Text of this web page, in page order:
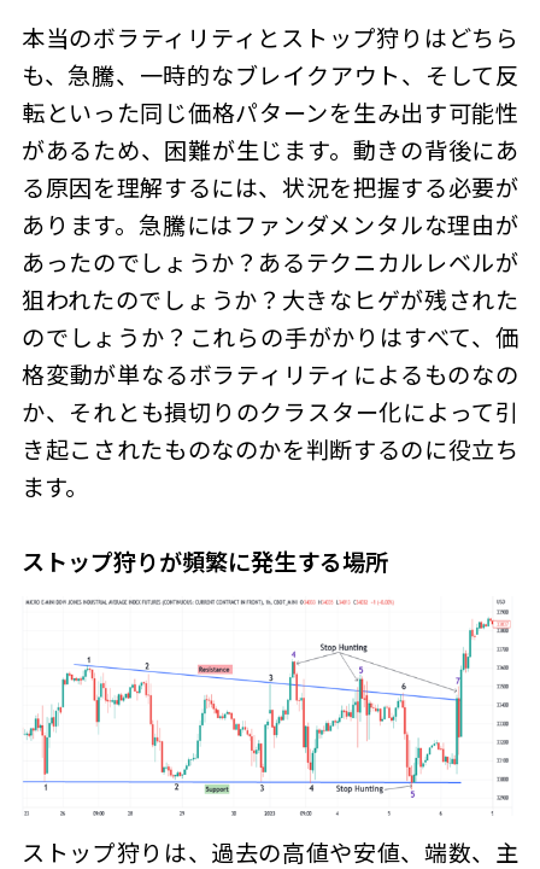
本当のボラティリティと ストップ狩り はどちら
も、急騰、一時的なブレイクアウト、そして反
転といった同じ価格パターンを生み出す可能性
があるため、困難が生じます。動きの背後にあ
る原因を理解するには、状況を把握する必要が
あります。急騰にはファンダメンタルな理由が
あったのでしょうか？あるテクニカルレベルが
狙われたのでしょうか？大きなヒゲが残された
のでしょうか？これらの手がかりはすべて、価
格変動が単なるボラティリティによるものなの
か、それとも損切りのクラスター化によって引
き起こされたものなのかを判断するのに役立ち
ます。
ストップ狩りが頻繁に発生する場所
ストップ狩りは、過去の高値や安値、端数、主